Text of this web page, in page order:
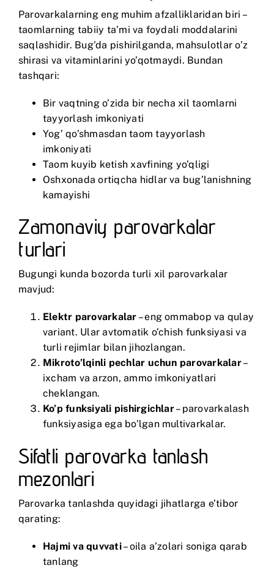
Parovarkalarning eng muhim afzalliklaridan biri –
taomlarning tabiiy ta’mi va foydali moddalarini
saqlashidir. Bug’da pishirilganda, mahsulotlar o’z
shirasi va vitaminlarini yo’qotmaydi. Bundan
tashqari:
Bir vaqtning o’zida bir necha xil taomlarni
tayyorlash imkoniyati
Yog’ qo’shmasdan taom tayyorlash
imkoniyati
Taom kuyib ketish xavfining yo’qligi
Oshxonada ortiqcha hidlar va bug’lanishning
kamayishi
Zamonaviy parovarkalar
turlari
Bugungi kunda bozorda turli xil parovarkalar
mavjud:
Elektr parovarkalar – eng ommabop va qulay
variant. Ular avtomatik o’chish funksiyasi va
turli rejimlar bilan jihozlangan.
Mikroto’lqinli pechlar uchun parovarkalar–
ixcham va arzon, ammo imkoniyatlari
cheklangan.
Ko’p funksiyali pishirgichlar– parovarkalash
funksiyasiga ega bo’lgan multivarkalar.
Sifatli parovarka tanlash
mezonlari
Parovarka tanlashda quyidagi jihatlarga e’tibor
qarating:
Hajmi va quvvati– oila a’zolari soniga qarab
tanlang